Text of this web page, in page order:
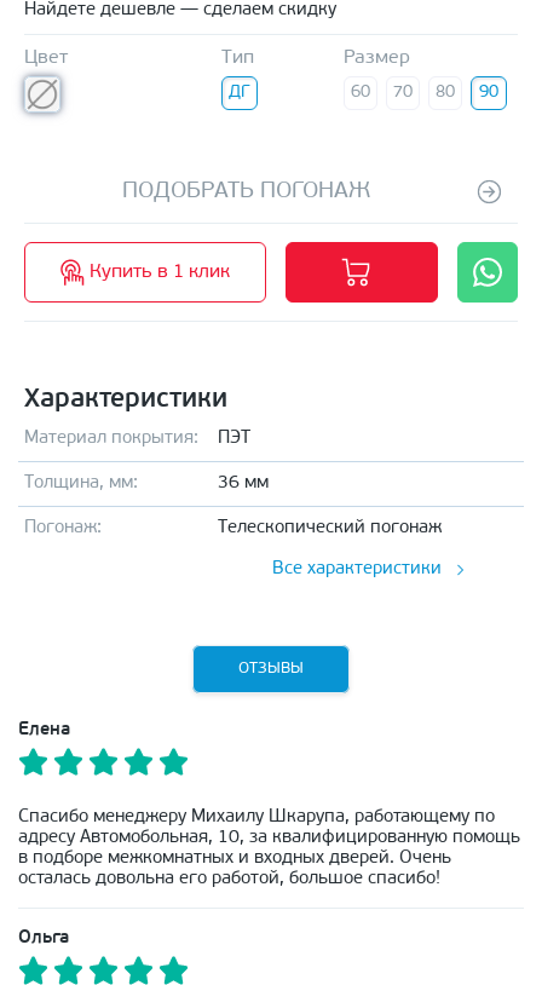
Найдете дешевле — сделаем скидку
Цвет Тип
ДГ
Размер
60 70 80 90
ПОДОБРАТЬ ПОГОНАЖ
Купить в 1 клик
Характеристики
Материал покрытия: ПЭТ
Толщина, мм: 36 мм
Погонаж: Телескопический погонаж
Все характеристики
ОТЗЫВЫ
Елена
Спасибо менеджеру Михаилу Шкарупа, работающему по
адресу Автомобольная, 10, за квалифицированную помощь
в подборе межкомнатных и входных дверей. Очень
осталась довольна его работой, большое спасибо!
Ольга